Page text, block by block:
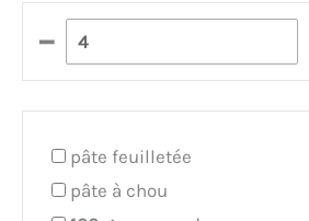
–
pâte feuilletée
pâte à chou